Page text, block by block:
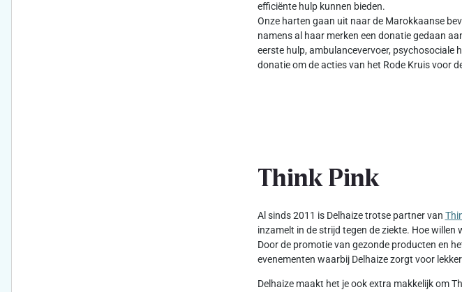
efficiënte hulp kunnen bieden.
Onze harten gaan uit naar de Marokkaanse
namens al haar merken een donatie gedaan
eerste hulp, ambulancevervoer, psychosociale
donatie om de acties van het Rode Kruis voor
Think Pink
Al sinds 2011 is Delhaize trotse partner van
inzamelt in de strijd tegen de ziekte. Hoe willen
Door de promotie van gezonde producten en
evenementen waarbij Delhaize zorgt voor
Delhaize maakt het je ook extra makkelijk om